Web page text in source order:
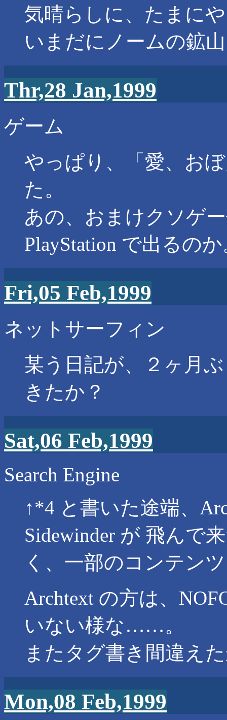
気晴らしに、たまに
いまだにノームの鉱
Thr,28 Jan,1999
ゲーム
やっぱり、「愛、お
た。
あの、おまけクソゲ
PlayStation で出るの
Fri,05 Feb,1999
ネットサーフィン
某う日記が、２ヶ月
きたか？
Sat,06 Feb,1999
Search Engine
↑*4 と書いた途端、
Sidewinder が 飛んで
く、一部のコンテン
Archtext の方は、
いない様な……。
またタグ書き間違え
Mon,08 Feb,1999